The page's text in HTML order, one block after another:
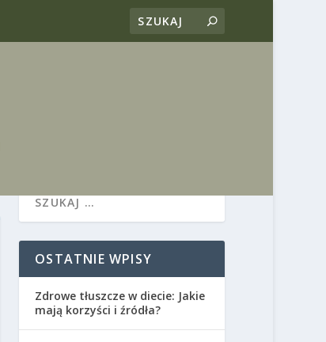
OSTATNIE WPISY
Zdrowe tłuszcze w diecie: Jakie
mają korzyści i źródła?